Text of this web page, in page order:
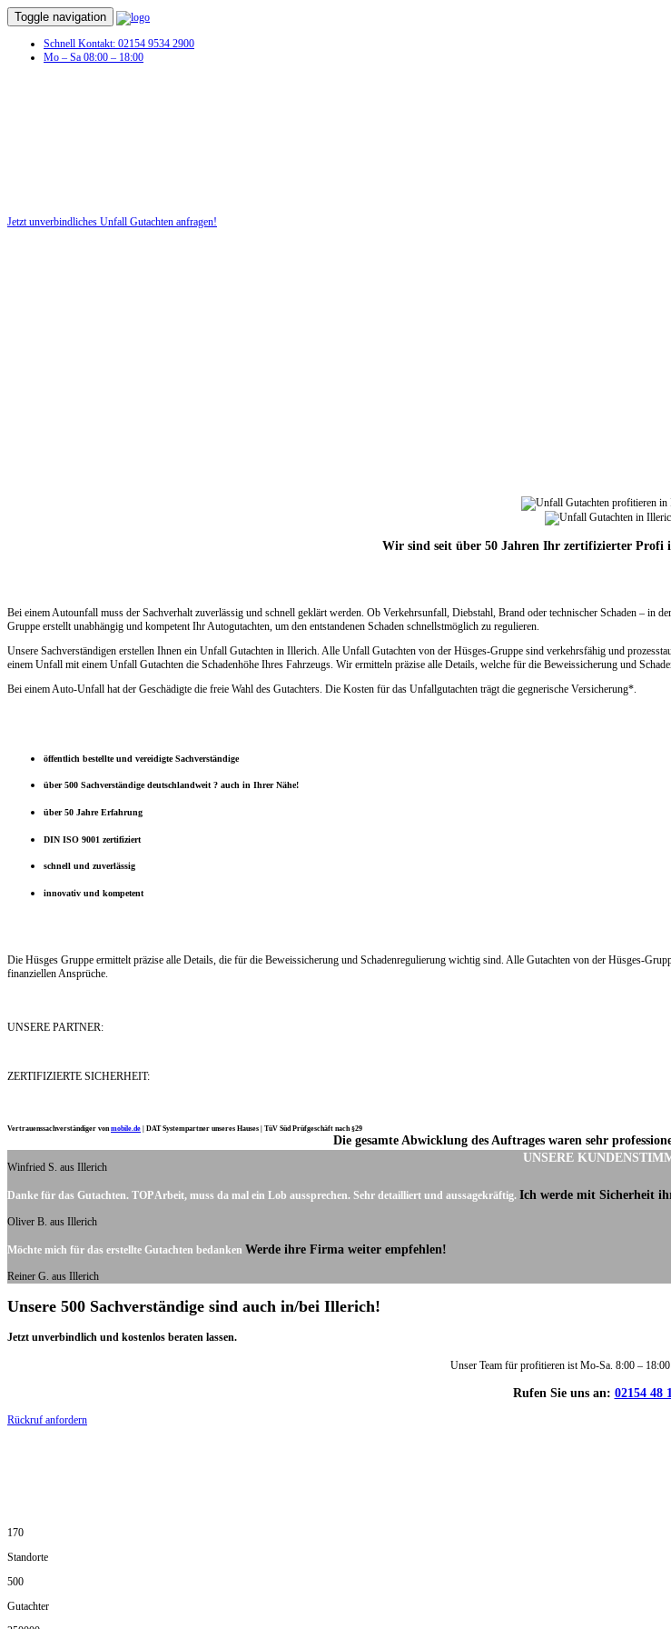
Toggle navigation
Schnell Kontakt: 02154 9534 2900
Mo – Sa 08:00 – 18:00
Jetzt unverbindliches Unfall Gutachten anfragen!
Wir sind seit über 50 Jahren Ihr zertifizierter
Bei einem Autounfall muss der Sachverhalt zuverlässig und schnell geklärt werden. Ob Verkehrsunfall, Diebstahl, Brand oder technischer Schaden – in
Gruppe erstellt unabhängig und kompetent Ihr Autogutachten, um den entstandenen Schaden schnellstmöglich zu regulieren.
Unsere Sachverständigen erstellen Ihnen ein Unfall Gutachten in Illerich. Alle Unfall Gutachten von der Hüsges-Gruppe sind verkehrsfähig und
einem Unfall mit einem Unfall Gutachten die Schadenhöhe Ihres Fahrzeugs. Wir ermitteln präzise alle Details, welche für die Beweissicherung und
Bei einem Auto-Unfall hat der Geschädigte die freie Wahl des Gutachters. Die Kosten für das Unfallgutachten trägt die gegnerische Versicherung*.
öffentlich bestellte und vereidigte Sachverständige
über 500 Sachverständige deutschlandweit ? auch in Ihrer Nähe!
über 50 Jahre Erfahrung
DIN ISO 9001 zertifiziert
schnell und zuverlässig
innovativ und kompetent
Die Hüsges Gruppe ermittelt präzise alle Details, die für die Beweissicherung und Schadenregulierung wichtig sind. Alle Gutachten von der Hüsges-
finanziellen Ansprüche.
UNSERE PARTNER:
ZERTIFIZIERTE SICHERHEIT:
Vertrauenssachverständiger vonmobile.de DAT Systempartner unseres Hauses | TüV Süd Prüfgeschäft nach §29
UNSERE
Die gesamte Abwicklung des Auftrages waren sehr
Winfried S. aus Illerich
Danke für das Gutachten. TOP Arbeit, muss da mal ein Lob aussprechen. Sehr detailliert und aussagekräftig. Ich werde mit Sicherheit
Oliver B. aus Illerich
Möchte mich für das erstellte Gutachten bedanken Werde ihre Firma weiter empfehlen!
Reiner G. aus Illerich
Unsere 500 Sachverständige sind auch in/bei Illerich!
Jetzt unverbindlich und kostenlos beraten lassen.
Unser Team für profitieren ist Mo-Sa. 8:00 –
Rufen Sie uns an: 02154 48
Rückruf anfordern
170
Standorte
500
Gutachter